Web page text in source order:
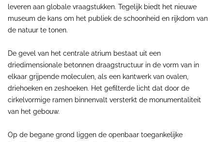
leveren aan globale vraagstukken. Tegelijk biedt het nieuwe
museum de kans om het publiek de schoonheid en rijkdom van
de natuur te tonen.
De gevel van het centrale atrium bestaat uit een
driedimensionale betonnen draagstructuur in de vorm van in
elkaar grijpende moleculen, als een kantwerk van ovalen,
driehoeken en zeshoeken. Het gefilterde licht dat door de
cirkelvormige ramen binnenvalt versterkt de monumentaliteit
van het gebouw.
Op de begane grond liggen de openbaar toegankelijke